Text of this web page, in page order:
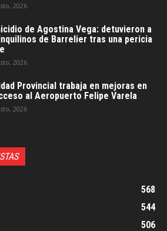
2026
de Agostina Vega: detuvieron a
de Barrelier tras una pericia
2026
Provincial trabaja en mejoras en
al Aeropuerto Felipe Varela
2026
568
544
506